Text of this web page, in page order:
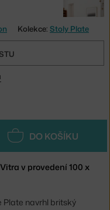
Kolekce: Stoly Plate
DO KOŠÍKU
v provedení 100 x
Plate navrhl britský